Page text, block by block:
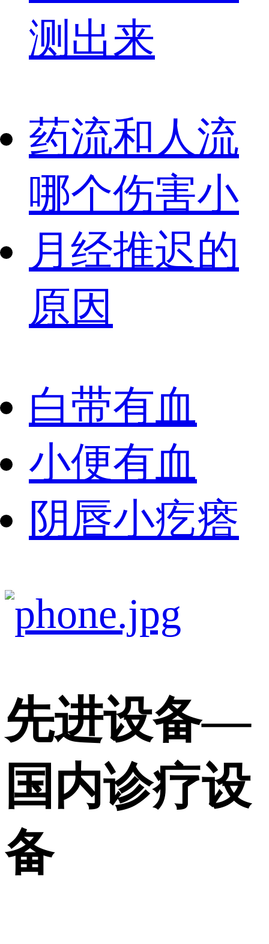
测出来
药流和人流
哪个伤害小
月经推迟的
原因
白带有血
小便有血
阴唇小疙瘩
先进设备—
国内诊疗设
备